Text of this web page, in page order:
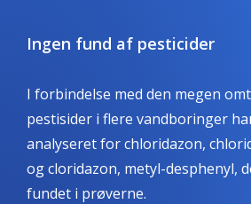
Ingen fund af pesticider
I forbindelse med den megen
pestisider i flere vandboringer
analyseret for chloridazon,
og cloridazon, metyl-desphenyl,
fundet i prøverne.